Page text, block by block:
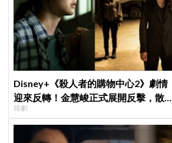
Disney+《殺人者的購物中心2》劇情
迎來反轉！金慧峻正式展開反擊，散發
「叔叔李棟旭」般強大氣場
韓劇